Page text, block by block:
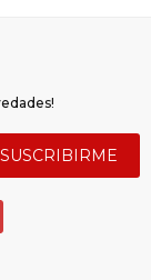
SUSCRIBIRME